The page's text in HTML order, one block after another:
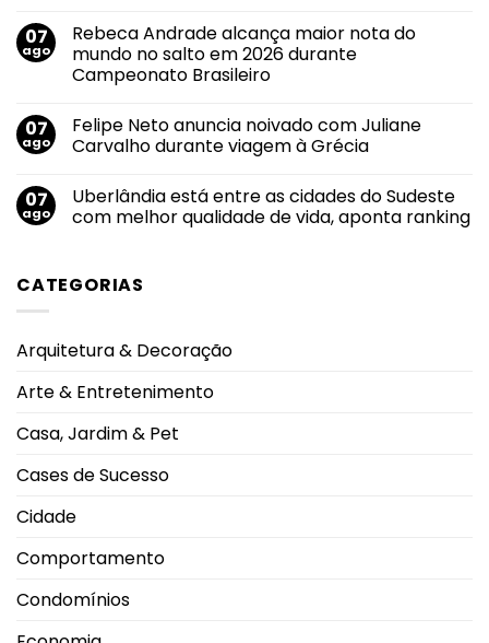
uso
de
cigarros
eletrônicos
antecipa
lesões
pulmonares
eleva
alerta
oncológico
em
Agosto
Lilás
2026:
transformar
em
proteção
07
ago
Rebeca Andrade alcança maior nota do
mundo no salto em 2026 durante
Campeonato Brasileiro
em
Rebeca
Andrade
nota
do
mundo
2026
durante
07
ago
Felipe Neto anuncia noivado com Juliane
Carvalho durante viagem à Grécia
em
Felipe
Neto
Juliane
Carvalho
Grécia
07
ago
Uberlândia está entre as cidades do Sudeste
com melhor qualidade de vida, aponta ranking
Uberlândia
está
do
melhor
vida,
ranking
CATEGORIAS
Arquitetura & Decoração
Arte & Entretenimento
Casa, Jardim & Pet
Cases de Sucesso
Cidade
Comportamento
Condomínios